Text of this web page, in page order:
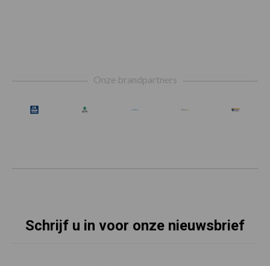
Onze brandpartners
Schrijf u in voor onze nieuwsbrief